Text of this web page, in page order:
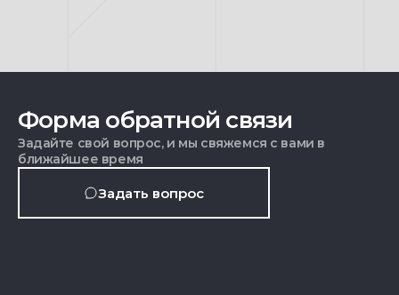
Форма обратной связи
Задайте свой вопрос, и мы свяжемся с вами в
ближайшее время
Задать вопрос